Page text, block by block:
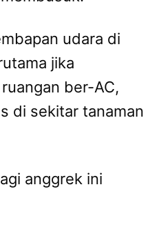
udara di
jika
ber-AC,
di sekitar tanaman
anggrek ini